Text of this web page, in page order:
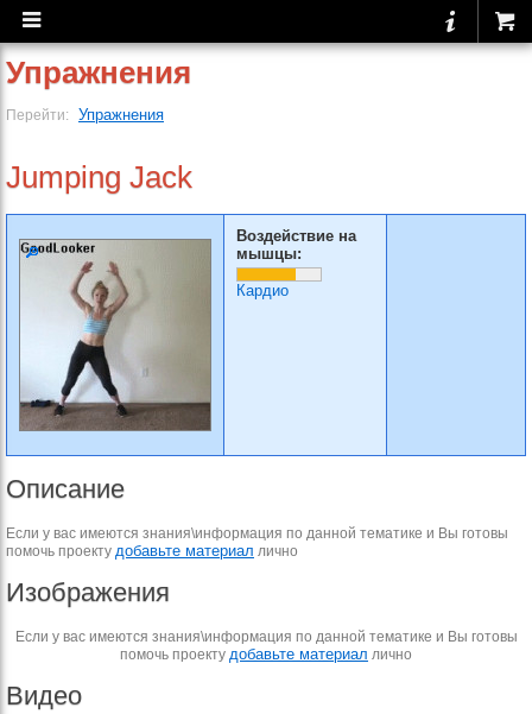
Упражнения
Перейти: Упражнения
Jumping Jack
Воздействие на
мышцы:
Кардио
Описание
Если у вас имеются знания\информация по данной тематике и Вы готовы
помочь проекту добавьте материал лично
Изображения
Если у вас имеются знания\информация по данной тематике и Вы готовы
помочь проекту добавьте материал лично
Видео